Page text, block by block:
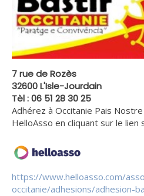
7 rue de Rozès
32600 L'Isle-Jourdain
Tèl : 06 51 28 30 25
Adhérez à Occitanie Pais
HelloAsso en cliquant sur le lien
https://www.helloasso.com/
occitanie/adhesions/adhesion-